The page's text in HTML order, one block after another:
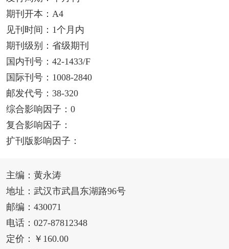
期刊开本：A4
见刊时间：1个月内
期刊级别：省级期刊
国内刊号：42-1433/F
国际刊号：1008-2840
邮发代号：38-320
综合影响因子：0
复合影响因子：
扩刊版影响因子：
主编：黄永涛
地址：武汉市武昌东湖路96号
邮编：430071
电话：027-87812348
定价：￥160.00